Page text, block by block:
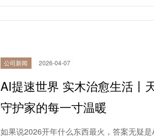
公司新闻 2026-04-07
AI提速世界 实木治愈生活丨
守护家的每一寸温暖
如果说2026开年什么东西最火，答案无疑是